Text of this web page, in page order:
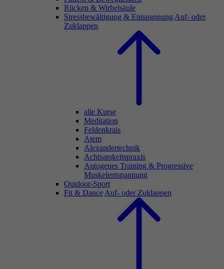
Rücken & Wirbelsäule
Stressbewältigung & Entspannung Auf- oder
Zuklappen
alle Kurse
Meditation
Feldenkrais
Atem
Alexandertechnik
Achtsamkeitspraxis
Autogenes Training & Progressive
Muskelentspannung
Outdoor-Sport
Fit & Dance Auf- oder Zuklappen